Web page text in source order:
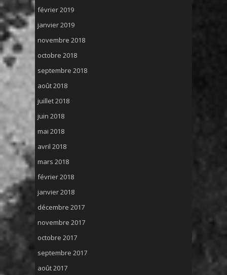
février 2019
janvier 2019
novembre 2018
octobre 2018
septembre 2018
août 2018
juillet 2018
juin 2018
mai 2018
avril 2018
mars 2018
février 2018
janvier 2018
décembre 2017
novembre 2017
octobre 2017
septembre 2017
août 2017